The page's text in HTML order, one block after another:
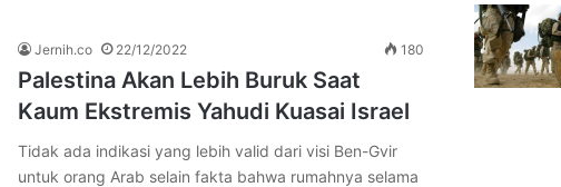
Jernih.co 22/12/2022 180
Palestina Akan Lebih Buruk Saat
Kaum Ekstremis Yahudi Kuasai Israel
Tidak ada indikasi yang lebih valid dari visi Ben-Gvir
untuk orang Arab selain fakta bahwa rumahnya selama